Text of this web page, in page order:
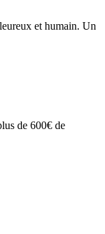
et humain. Un
de 600€ de